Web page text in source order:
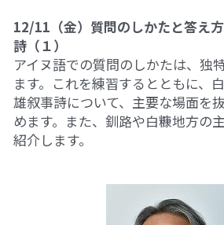
12/11（金）質問のしかたと答え
詩（１）
アイヌ語での質問のしかたは、独
ます。これを練習するとともに、
雄叙事詩について、主要な場面を
めます。また、釧路や白糠地方の
紹介します。